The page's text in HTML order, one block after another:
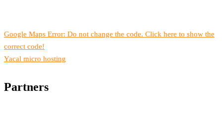
Google Maps Error: Do not change the code. Click here to show the
correct code!
Yacal micro hosting
Partners